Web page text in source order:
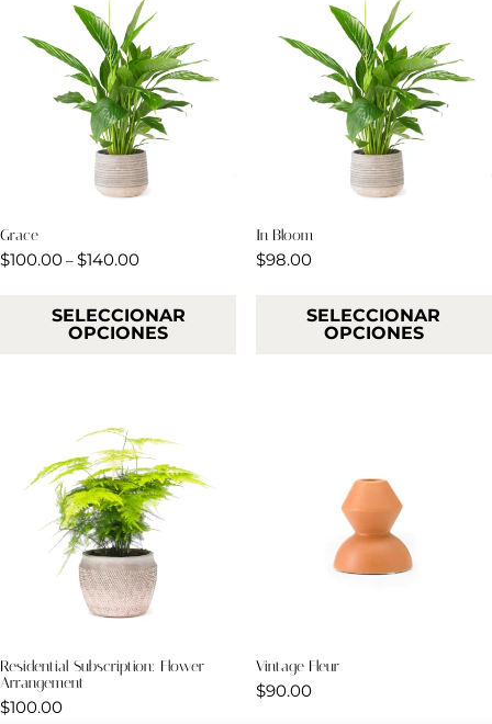
Grace
$100.00 – $140.00
SELECCIONAR
OPCIONES
In Bloom
$98.00
SELECCIONAR
OPCIONES
Residential Subscription: Flower
Arrangement
$100.00
Vintage Fleur
$90.00